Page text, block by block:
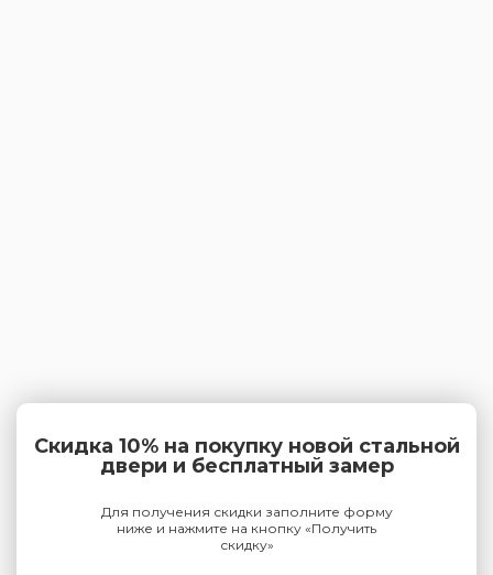
Скидка 10% на покупку новой стальной
двери и бесплатный замер
Для получения скидки заполните форму
ниже и нажмите на кнопку «Получить
скидку»